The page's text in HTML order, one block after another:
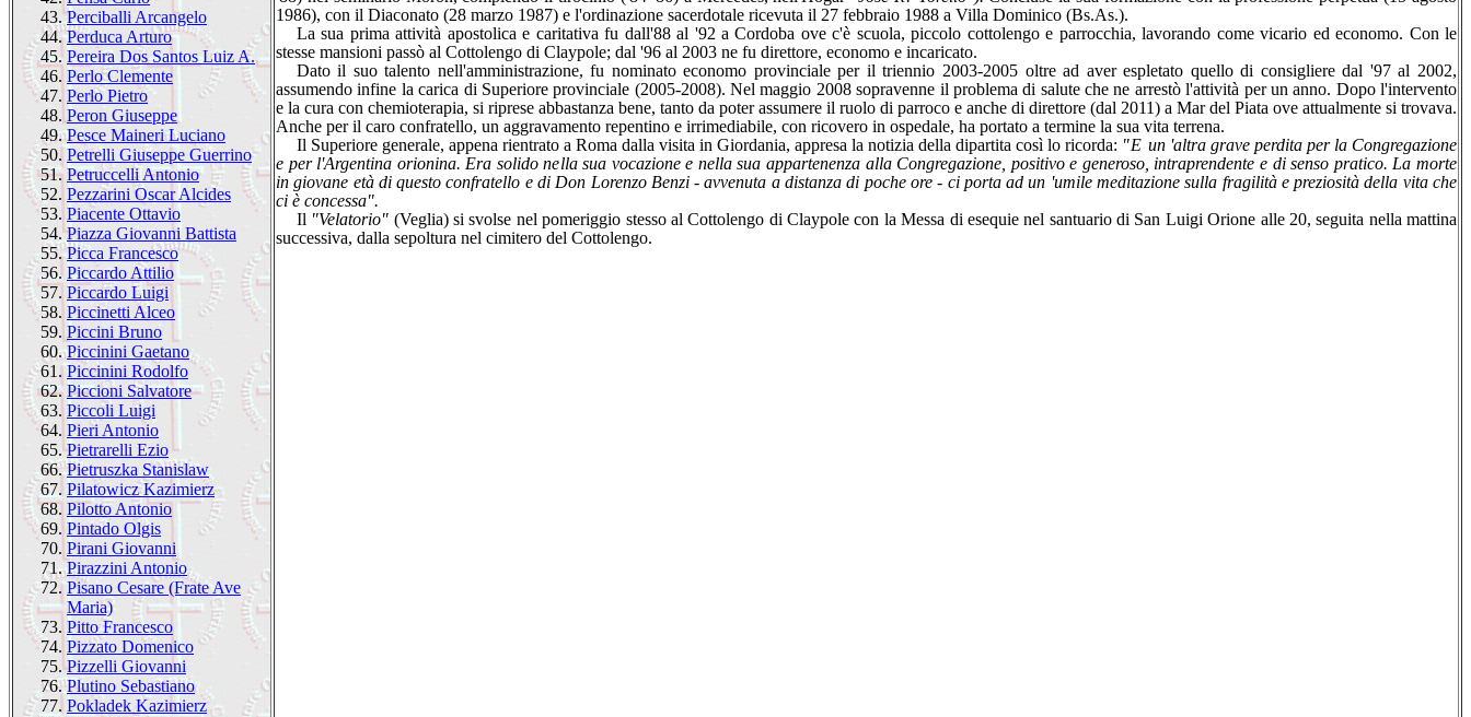
43. Perciballi Arcangelo
44. Perduca Arturo
45. Pereira Dos Santos Luiz A.
46. Perlo Clemente
47. Perlo Pietro
48. Peron Giuseppe
49. Pesce Maineri Luciano
50. Petrelli Giuseppe Guerrino
51. Petruccelli Antonio
52. Pezzarini Oscar Alcides
53. Piacente Ottavio
54. Piazza Giovanni Battista
55. Picca Francesco
56. Piccardo Attilio
57. Piccardo Luigi
58. Piccinetti Alceo
59. Piccini Bruno
60. Piccinini Gaetano
61. Piccinini Rodolfo
62. Piccioni Salvatore
63. Piccoli Luigi
64. Pieri Antonio
65. Pietrarelli Ezio
66. Pietruszka Stanislaw
67. Pilatowicz Kazimierz
68. Pilotto Antonio
69. Pintado Olgis
70. Pirani Giovanni
71. Pirazzini Antonio
72. Pisano Cesare (Frate Ave
Maria)
73. Pitto Francesco
74. Pizzato Domenico
75. Pizzelli Giovanni
76. Plutino Sebastiano
77. Pokladek Kazimierz
1986), con il Diaconato (28 marzo 1987) e l'ordinazione sacerdotale ricevuta il 27 febbraio 1988 a Villa Domi­nico (Bs.As.).
La sua prima attività apostolica e caritativa fu dall'88 al '92 a Cordoba ove c'è scuola, piccolo cottolengo e parrocchia, lavorando come vicario ed eco­nomo. Con le
stesse mansioni passò al Cottolengo di Claypole; dal '96 al 2003 ne fu direttore, economo e incaricato.
Dato il suo talento nell'amministrazione, fu nominato economo provincia­le per il triennio 2003-2005 oltre ad aver espletato quello di consigliere dal '97 al 2002,
assumendo infine la carica di Superiore provinciale (2005-2008). Nel maggio 2008 sopravenne il problema di salute che ne arrestò l'attività per un anno. Dopo l'intervento
e la cura con chemioterapia, si riprese abbastanza bene, tanto da poter assumere il ruolo di parroco e anche di direttore (dal 2011) a Mar del Piata ove attualmente si trovava.
Anche per il caro confratel­lo, un aggravamento repentino e irrimediabile, con ricovero in ospedale, ha portato a termine la sua vita terrena.
Il Superiore generale, appena rientrato a Roma dalla visita in Giordania, appresa la notizia della dipartita così lo ricorda: "E un 'altra grave perdita per la Congregazione
e per l'Argentina orionina. Era solido nella sua vocazione e nella sua appartenenza alla Congregazione, positivo e generoso, intrapren­dente e di senso pratico. La morte
in giovane età di questo confratello e di Don Lorenzo Benzi - avvenuta a distanza di poche ore - ci porta ad un 'umi­le meditazione sulla fragilità e preziosità della vita che
ci è concessa".
Il "Velatorio" (Veglia) si svolse nel pomeriggio stesso al Cottolengo di Claypole con la Messa di esequie nel santuario di San Luigi Orione alle 20, seguita nella mattina
successiva, dalla sepoltura nel cimitero del Cottolengo.